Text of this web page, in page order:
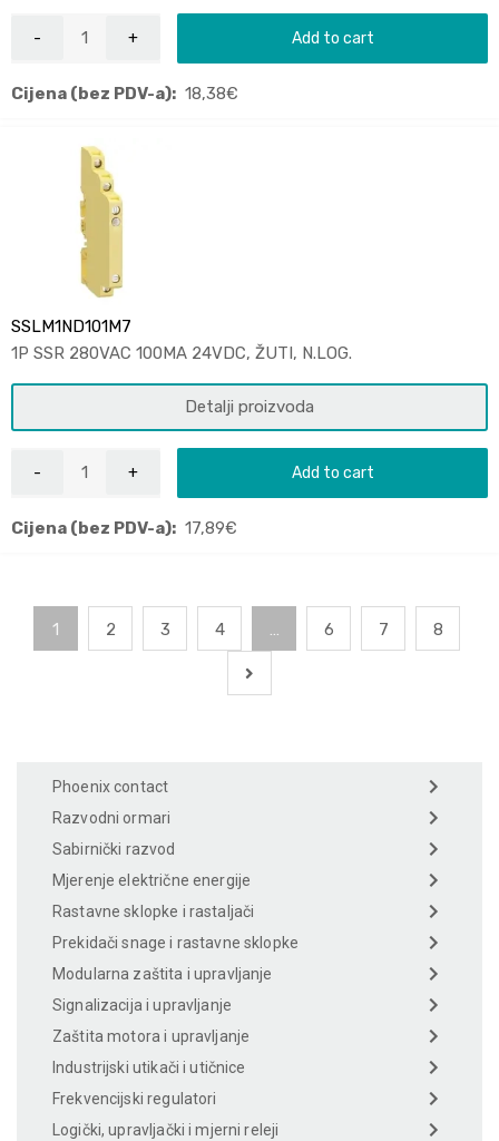
Add to cart
Cijena (bez PDV-a): 18,38€
SSLM1ND101M7
1P SSR 280VAC 100MA 24VDC, ŽUTI, N.LOG.
Detalji proizvoda
Add to cart
Cijena (bez PDV-a): 17,89€
1 2 3 4 … 6 7 8
Phoenix contact
Razvodni ormari
Sabirnički razvod
Mjerenje električne energije
Rastavne sklopke i rastaljači
Prekidači snage i rastavne sklopke
Modularna zaštita i upravljanje
Signalizacija i upravljanje
Zaštita motora i upravljanje
Industrijski utikači i utičnice
Frekvencijski regulatori
Logički, upravljački i mjerni releji